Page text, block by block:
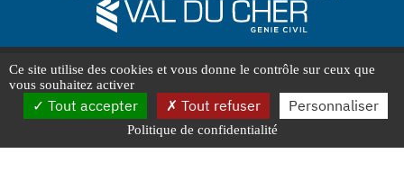
CONTACT :
8 Rue Jules Berthonneau
Tél. :
02 54 20 07 01
Mentions légalesPolitique de confidentialité
Ce site utilise des cookies et vous donne le contrôle sur ceux que
vous souhaitez activer
Tout accepter Tout refuser Personnaliser
Politique de confidentialité